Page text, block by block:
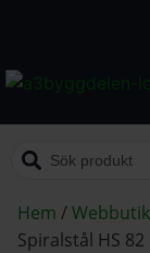
Hem /Webbutik
Spiralstål HS 82